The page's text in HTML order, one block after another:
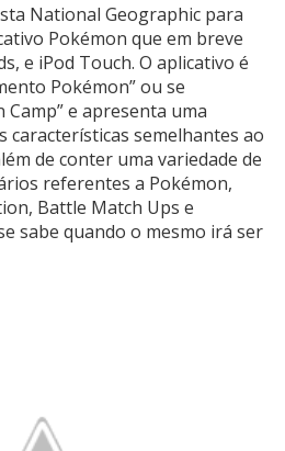
National Geographic para
Pokémon que em breve
e iPod Touch. O aplicativo é
Pokémon” ou se
e apresenta uma
características semelhantes ao
de conter uma variedade de
referentes a Pokémon,
Battle Match Ups e
sabe quando o mesmo irá ser